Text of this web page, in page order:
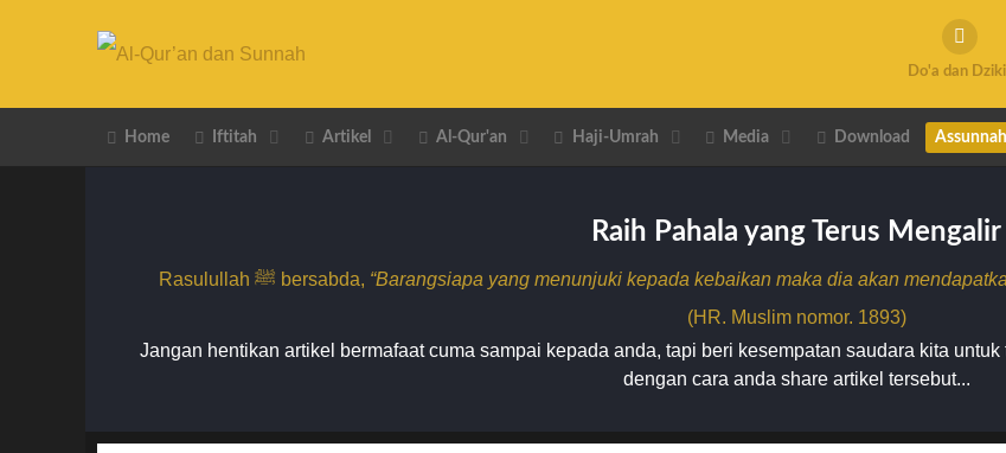
Do'a dan
Home Iftitah Artikel Al-Qur'an Haji-Umrah Media Download
Raih Pahala yang Terus Mengalir
Rasulullah ﷺ bersabda, “Barangsiapa yang menunjuki kepada kebaikan maka dia akan
(HR. Muslim nomor. 1893)
Jangan hentikan artikel bermafaat cuma sampai kepada anda, tapi beri kesempatan saudara kita
dengan cara anda share artikel tersebut...